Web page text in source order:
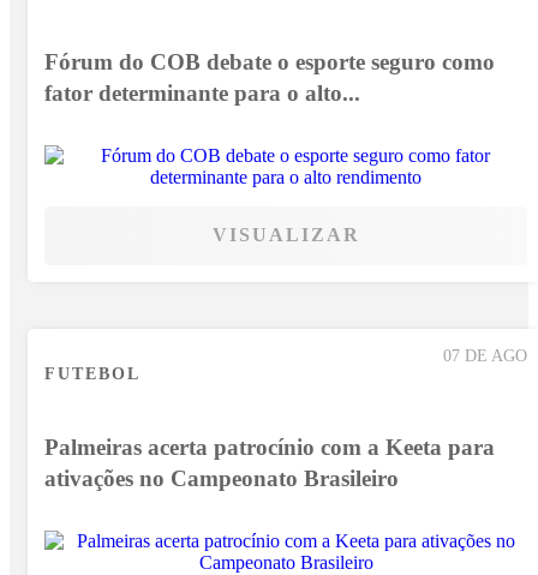
Fórum do COB debate o esporte seguro como
fator determinante para o alto...
VISUALIZAR
07 DE AGO
FUTEBOL
Palmeiras acerta patrocínio com a Keeta para
ativações no Campeonato Brasileiro